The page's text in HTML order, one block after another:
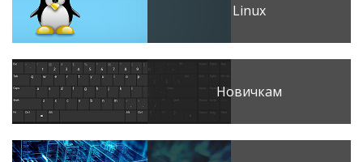
Linux
Новичкам